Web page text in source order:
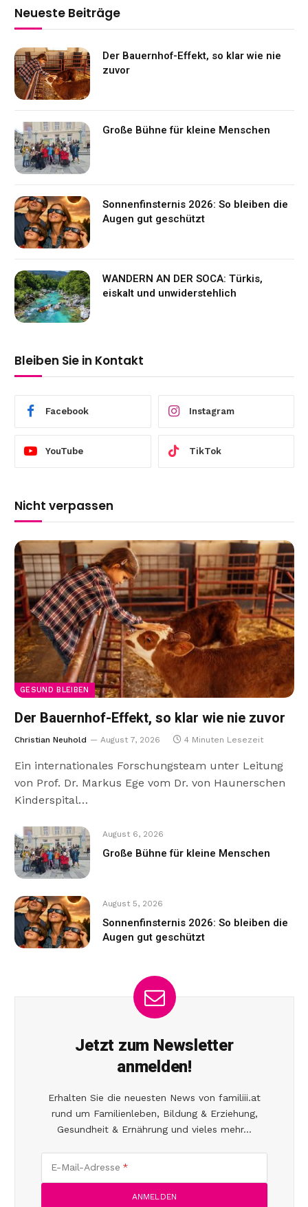
Neueste Beiträge
Der Bauernhof-Effekt, so klar wie nie
zuvor
Große Bühne für kleine Menschen
Sonnenfinsternis 2026: So bleiben die
Augen gut geschützt
WANDERN AN DER SOCA: Türkis,
eiskalt und unwiderstehlich
Bleiben Sie in Kontakt
Facebook Instagram
YouTube TikTok
Nicht verpassen
GESUND BLEIBEN
Der Bauernhof-Effekt, so klar wie nie zuvor
Christian Neuhold August 7, 2026 4 Minuten Lesezeit
Ein internationales Forschungsteam unter Leitung
von Prof. Dr. Markus Ege vom Dr. von Haunerschen
Kinderspital…
August 6, 2026
Große Bühne für kleine Menschen
August 5, 2026
Sonnenfinsternis 2026: So bleiben die
Augen gut geschützt
Jetzt zum Newsletter
anmelden!
Erhalten Sie die neuesten News von familiii.at
rund um Familienleben, Bildung & Erziehung,
Gesundheit & Ernährung und vieles mehr...
E-Mail-Adresse